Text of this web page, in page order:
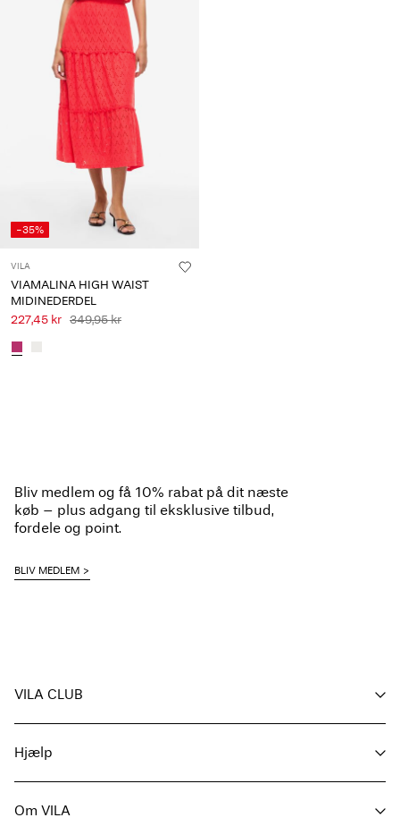
-35%
VILA
VIAMALINA HIGH WAIST
MIDINEDERDEL
227,45 kr 349,95 kr
Bliv medlem og få 10% rabat på dit næste
køb – plus adgang til eksklusive tilbud,
fordele og point.
BLIV MEDLEM
VILA CLUB
Bliv medlem
Min konto
Følg ordre
Hjælp
Returner her
Om VILA